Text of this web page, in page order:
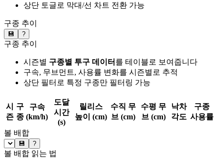
상단 토글로 막대/선 차트 전환 가능
구종 추이
💾 ?
구종 추이
시즌별 구종별 투구 데이터 를 테이블로 보여줍니다
구속, 무브먼트, 사용률 변화를 시즌별로 추적
상단 필터로 특정 구종만 필터링 가능
시
즌
구
종
구속
(km/h)
도달
시간
(s)
릴리스
높이 (cm)
수직 무
브 (cm)
수평 무
브 (cm)
낙차
각도
구종
사용률
볼 배합
💾 ?
볼 배합 읽는 법